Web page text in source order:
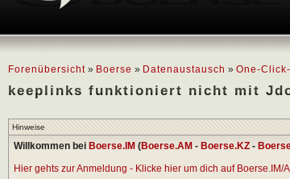
Forenübersicht » Boerse » Datenaustausch » One-
keeplinks funktioniert nicht mit
Hinweise
Willkommen bei Boerse.IM (Boerse.AM - Boerse.KZ -
Hier gehts zur Anmeldung - Klicke hier um dich auf